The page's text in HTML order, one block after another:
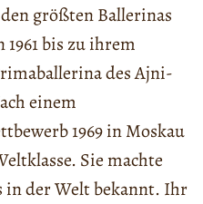
größten Ballerinas
bis zu ihrem
des Ajni-
einem
1969 in Moskau
Sie machte
in der Welt bekannt. Ihr